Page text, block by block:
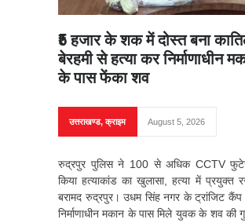
₹5 हजार के शक में दोस्त बना
बेरहमी से हत्या कर निर्माणाधीन
के पास फेंका शव
उत्तराखण्ड,क्राइम August 5, 2026
रुद्रपुर पुलिस ने 100 से अधिक CCTV
किया हत्याकांड का खुलासा, हत्या में प्रयुक्त
बरामद रुद्रपुर। उधम सिंह नगर के ट्रांजिट कैंप
निर्माणाधीन मकान के पास मिले युवक के शव की